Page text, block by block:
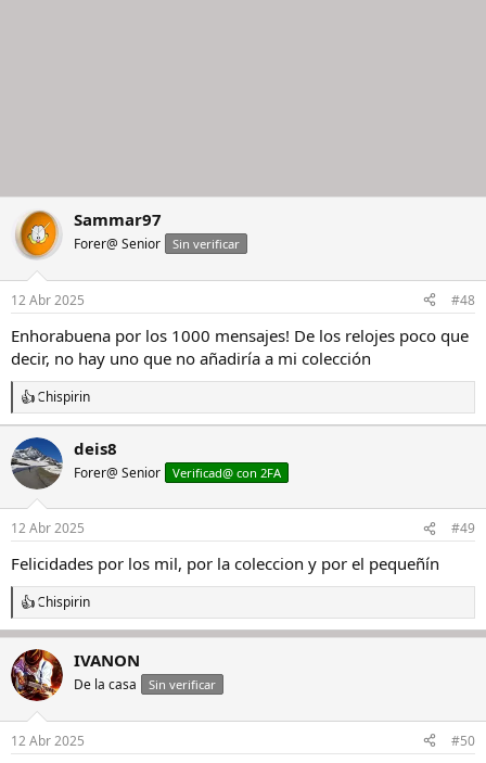
Sammar97
Forer@ Senior Sin verificar
12 Abr 2025 #48
Enhorabuena por los 1000 mensajes! De los relojes poco que
decir, no hay uno que no añadiría a mi colección
R
e
a
c
c
i
o
n
e
s
Chispirin
deis8
Forer@ Senior Verificad@ con 2FA
12 Abr 2025 #49
Felicidades por los mil, por la coleccion y por el pequeñín
R
e
c
c
i
e
Chispirin
IVANON
De la casa Sin verificar
12 Abr 2025 #50